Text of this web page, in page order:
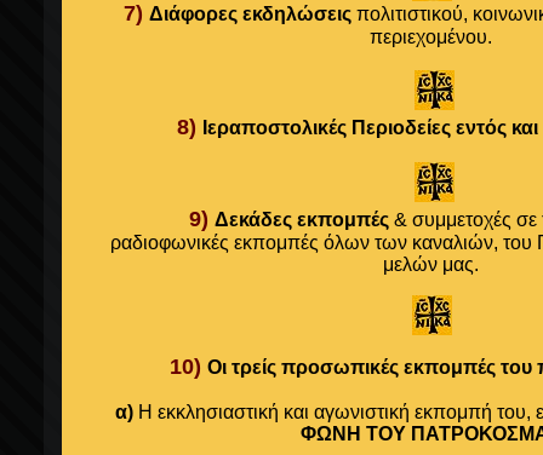
7) Διάφορες εκδηλώσεις πολιτιστικού,
περιεχομένου.
8) Ιεραποστολικές Περιοδείες εντός
9)Δεκάδες εκπομπές & συμμετοχές σε
ραδιοφωνικές εκπομπές όλων των καναλιών,
μελών μας.
10) Οι τρείς προσωπικές εκπομπές του
α) Η εκκλησιαστική και αγωνιστική εκπομπή του,
ΦΩΝΗ ΤΟΥ